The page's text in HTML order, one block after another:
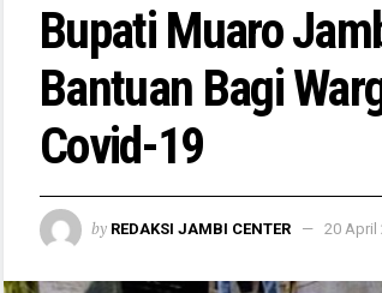
Bupati Muaro
Bantuan Bagi
Covid-19
by REDAKSI JAMBI CENTER 20 April